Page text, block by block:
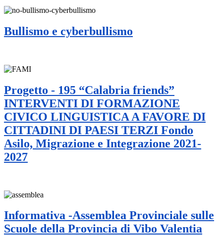
Bullismo e cyberbullismo
Progetto - 195 “Calabria friends”
INTERVENTI DI FORMAZIONE
CIVICO LINGUISTICA A FAVORE DI
CITTADINI DI PAESI TERZI Fondo
Asilo, Migrazione e Integrazione 2021-
2027
Informativa -Assemblea Provinciale sulle
Scuole della Provincia di Vibo Valentia